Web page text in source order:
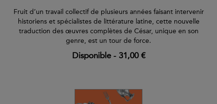
Fruit d’un travail collectif de plusieurs années faisant intervenir
historiens et spécialistes de littérature latine, cette nouvelle
traduction des œuvres complètes de César, unique en son
genre, est un tour de force.
Disponible- 31,00 €